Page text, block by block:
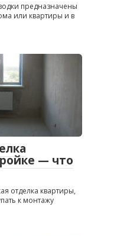
предназначены
или квартиры и в
— что
отделка квартиры,
к монтажу